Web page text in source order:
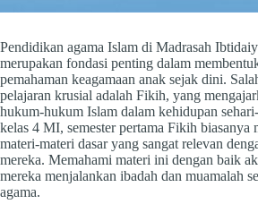
Pendidikan agama Islam di Madrasah
merupakan fondasi penting dalam
pemahaman keagamaan anak sejak dini.
pelajaran krusial adalah Fikih, yang
hukum-hukum Islam dalam kehidupan
kelas 4 MI, semester pertama Fikih biasanya
materi-materi dasar yang sangat relevan
mereka. Memahami materi ini dengan baik
mereka menjalankan ibadah dan muamalah
agama.